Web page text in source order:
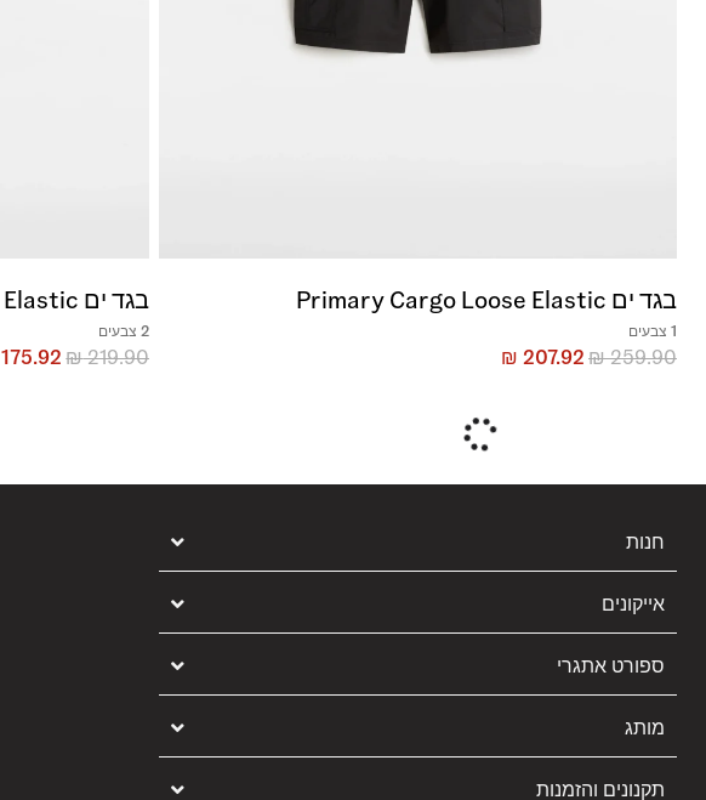
בגד ים Primary Cargo Loose Elastic
1 צבעים
₪259.90
₪ 207.92
בגד ים Primary Solid Elastic
2 צבעים
₪219.90
175.92
חנות
אייקונים
ספורט אתגרי
מותג
תקנונים והזמנות